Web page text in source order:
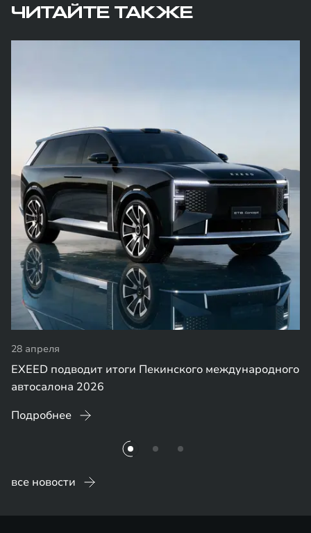
ЧИТАЙТЕ ТАКЖЕ
28 апреля
EXEED подводит итоги Пекинского международного
автосалона 2026
Подробнее
все новости